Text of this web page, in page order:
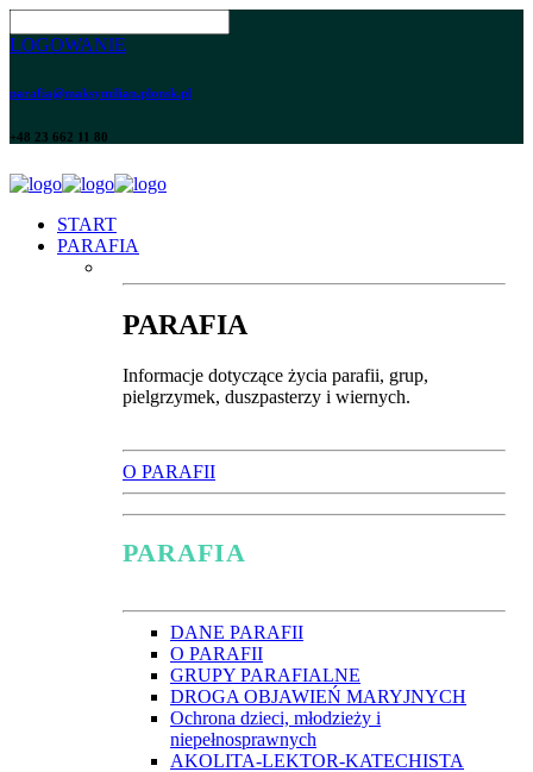
LOGOWANIE
parafia@maksymilian.plonsk.pl
+48 23 662 11 80
START
PARAFIA
PARAFIA
Informacje dotyczące życia parafii, grup,
pielgrzymek, duszpasterzy i wiernych.
O PARAFII
PARAFIA
DANE PARAFII
O PARAFII
GRUPY PARAFIALNE
DROGA OBJAWIEŃ MARYJNYCH
Ochrona dzieci, młodzieży i
niepełnosprawnych
AKOLITA-LEKTOR-KATECHISTA